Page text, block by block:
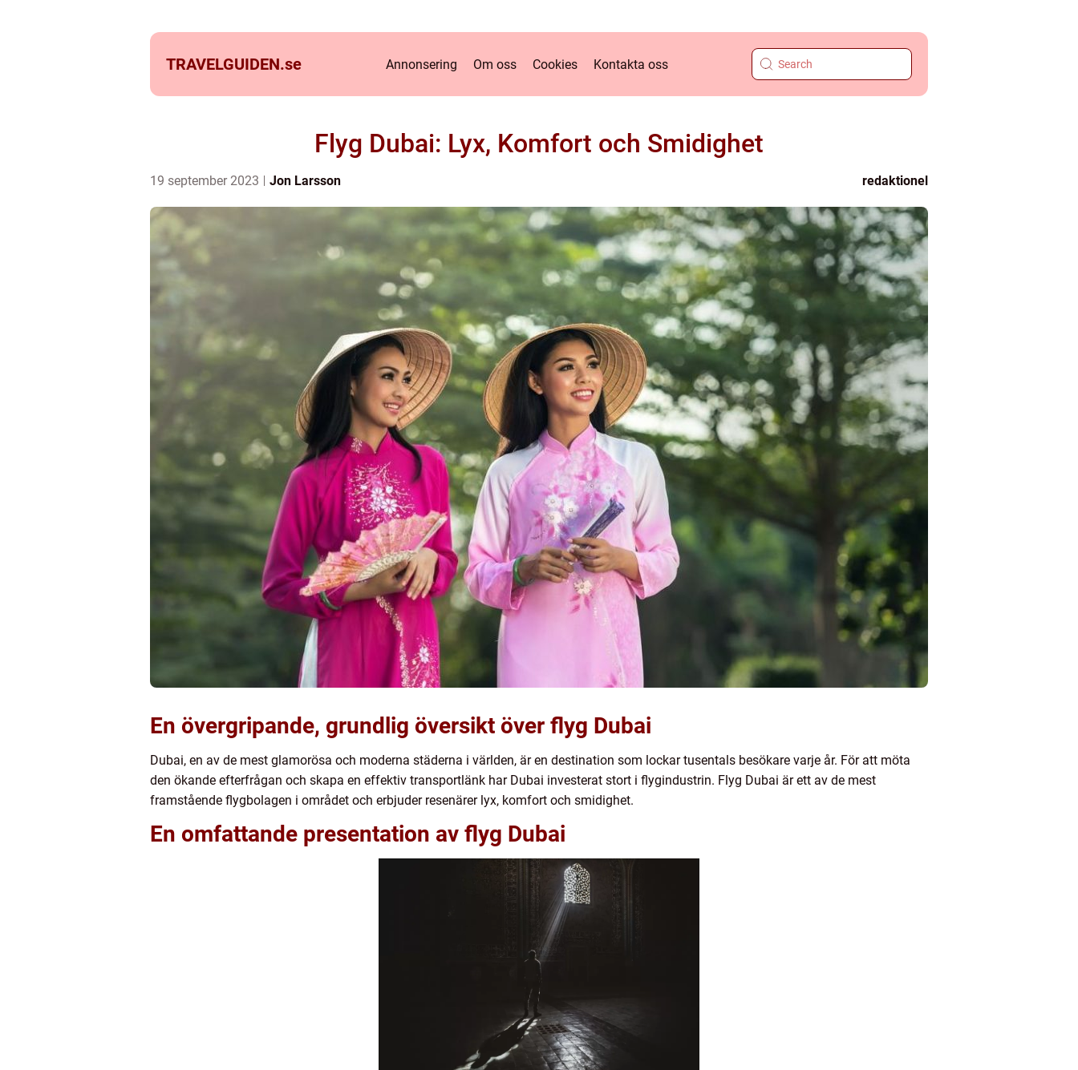
TRAVELGUIDEN.se Annonsering Om oss Cookies Kontakta oss
Flyg Dubai: Lyx, Komfort och Smidighet
19 september 2023 Jon Larsson redaktionel
En övergripande, grundlig översikt över flyg Dubai
Dubai, en av de mest glamorösa och moderna städerna i världen, är en destination som lockar tusentals besökare varje år. För att möta
den ökande efterfrågan och skapa en effektiv transportlänk har Dubai investerat stort i flygindustrin. Flyg Dubai är ett av de mest
framstående flygbolagen i området och erbjuder resenärer lyx, komfort och smidighet.
En omfattande presentation av flyg Dubai